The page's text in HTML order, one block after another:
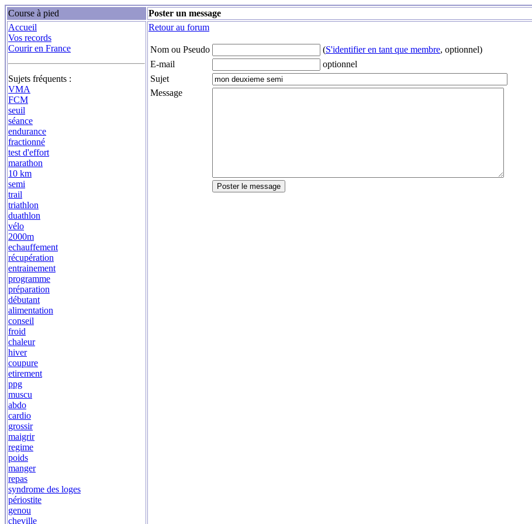
Course à pied
Poster un message
Accueil
Vos records
Courir en France
Sujets fréquents :
VMA
FCM
seuil
séance
endurance
fractionné
test d'effort
marathon
10 km
semi
trail
triathlon
duathlon
vélo
2000m
echauffement
récupération
entrainement
programme
préparation
débutant
alimentation
conseil
froid
chaleur
hiver
coupure
etirement
ppg
muscu
abdo
cardio
grossir
maigrir
regime
poids
manger
repas
syndrome des loges
périostite
genou
cheville
Retour au forum
Nom ou Pseudo (S'identifier en tant que membre, optionnel)
E-mail
optionnel
Sujet
Message